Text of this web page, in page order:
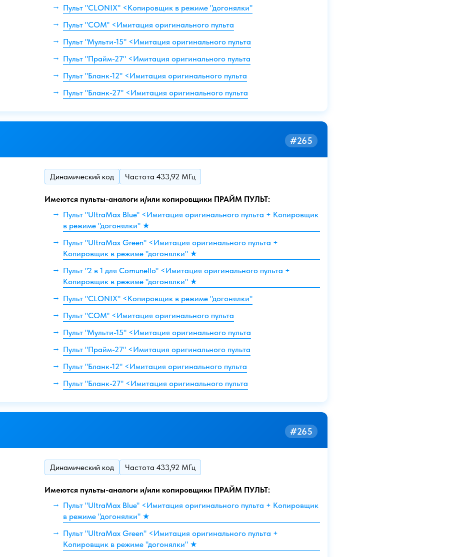
Пульт "CLONIX" <Копировщик в режиме "догонялки"
Пульт "COM" <Имитация оригинального пульта
Пульт "Мульти-15" <Имитация оригинального пульта
Пульт "Прайм-27" <Имитация оригинального пульта
Пульт "Бланк-12" <Имитация оригинального пульта
Пульт "Бланк-27" <Имитация оригинального пульта
#265
Динамический код Частота 433,92 МГц
Имеются пульты-аналоги и/или копировщики ПРАЙМ ПУЛЬТ:
Пульт "UltraMax Blue" <Имитация оригинального пульта + Копировщик
в режиме "догонялки" ★
Пульт "UltraMax Green" <Имитация оригинального пульта +
Копировщик в режиме "догонялки" ★
Пульт "2 в 1 для Comunello" <Имитация оригинального пульта +
Копировщик в режиме "догонялки" ★
Пульт "CLONIX" <Копировщик в режиме "догонялки"
Пульт "COM" <Имитация оригинального пульта
Пульт "Мульти-15" <Имитация оригинального пульта
Пульт "Прайм-27" <Имитация оригинального пульта
Пульт "Бланк-12" <Имитация оригинального пульта
Пульт "Бланк-27" <Имитация оригинального пульта
#265
Динамический код Частота 433,92 МГц
Имеются пульты-аналоги и/или копировщики ПРАЙМ ПУЛЬТ:
Пульт "UltraMax Blue" <Имитация оригинального пульта + Копировщик
в режиме "догонялки" ★
Пульт "UltraMax Green" <Имитация оригинального пульта +
Копировщик в режиме "догонялки" ★